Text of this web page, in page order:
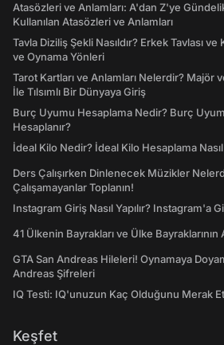
Atasözleri ve Anlamları: A'dan Z'ye
Kullanılan Atasözleri ve Anlamları
Tavla Diziliş Şekli Nasıldır? Erkek Tavlası ve
ve Oynama Yönleri
Tarot Kartları ve Anlamları Nelerdir? Majör
İle Tılsımlı Bir Dünyaya Giriş
Burç Uyumu Hesaplama Nedir? Burç
Hesaplanır?
İdeal Kilo Nedir? İdeal Kilo Hesaplama Nasıl
Ders Çalışırken Dinlenecek Müzikler
Çalışamayanlar Toplanın!
Instagram Giriş Nasıl Yapılır? Instagram'a
41 Ülkenin Bayrakları ve Ülke Bayraklarının
GTA San Andreas Hileleri! Oynamaya
Andreas Şifreleri
IQ Testi: IQ'unuzun Kaç Olduğunu Merak
Keşfet